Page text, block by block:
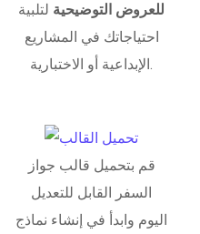
للعروض التوضيحية لتلبية
احتياجاتك في المشاريع
الإبداعية أو الاختبارية.
قم بتحميل قالب جواز
السفر القابل للتعديل
اليوم وابدأ في إنشاء نماذج